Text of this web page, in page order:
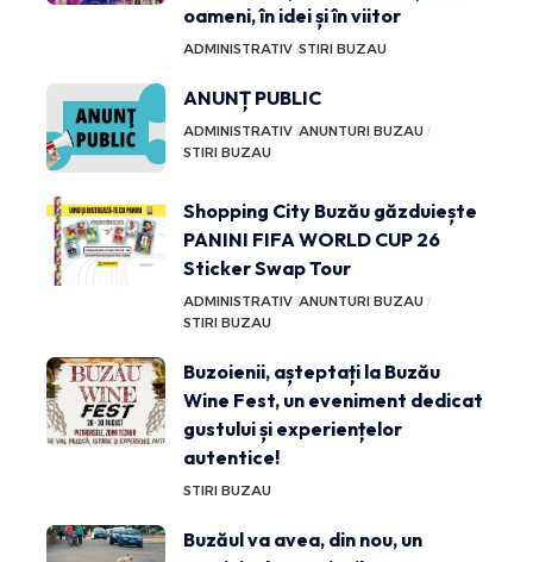
oameni, în idei și în viitor
ADMINISTRATIV STIRI BUZAU
ANUNȚ PUBLIC
ADMINISTRATIV ANUNTURI BUZAU
STIRI BUZAU
Shopping City Buzău găzduiește
PANINI FIFA WORLD CUP 26
Sticker Swap Tour
ADMINISTRATIV ANUNTURI BUZAU
STIRI BUZAU
Buzoienii, așteptați la Buzău
Wine Fest, un eveniment dedicat
gustului și experiențelor
autentice!
STIRI BUZAU
Buzăul va avea, din nou, un